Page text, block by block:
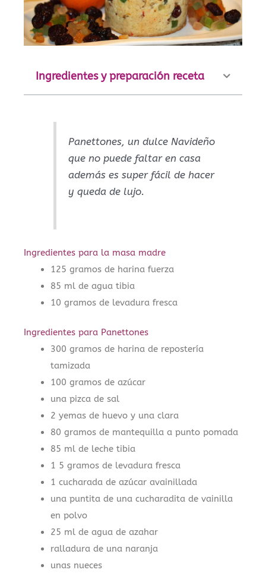
Ingredientes y preparación receta
Panettones, un dulce Navideño
que no puede faltar en casa
además es super fácil de hacer
y queda de lujo.
Ingredientes para la masa madre
125 gramos de harina fuerza
85 ml de agua tibia
10 gramos de levadura fresca
Ingredientes para Panettones
300 gramos de harina de repostería
tamizada
100 gramos de azúcar
una pizca de sal
2 yemas de huevo y una clara
80 gramos de mantequilla a punto pomada
85 ml de leche tibia
1 5 gramos de levadura fresca
1 cucharada de azúcar avainillada
una puntita de una cucharadita de vainilla
en polvo
25 ml de agua de azahar
ralladura de una naranja
unas nueces